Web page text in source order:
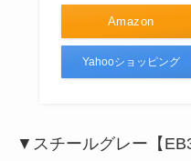
Amazon
Yahooショッピング
▼スチールグレー【